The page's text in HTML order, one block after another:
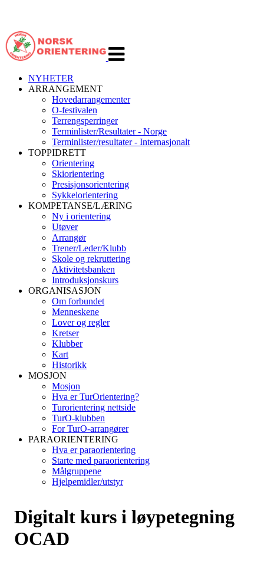
navigasjon
NYHETER
ARRANGEMENT
Hovedarrangementer
O-festivalen
Terrengsperringer
Terminlister/Resultater - Norge
Terminlister/resultater - Internasjonalt
TOPPIDRETT
Orientering
Skiorientering
Presisjonsorientering
Sykkelorientering
KOMPETANSE/LÆRING
Ny i orientering
Utøver
Arrangør
Trener/Leder/Klubb
Skole og rekruttering
Aktivitetsbanken
Introduksjonskurs
ORGANISASJON
Om forbundet
Menneskene
Lover og regler
Kretser
Klubber
Kart
Historikk
MOSJON
Mosjon
Hva er TurOrientering?
Turorientering nettside
TurO-klubben
For TurO-arrangører
PARAORIENTERING
Hva er paraorientering
Starte med paraorientering
Målgruppene
Hjelpemidler/utstyr
Digitalt kurs i løypetegning
OCAD